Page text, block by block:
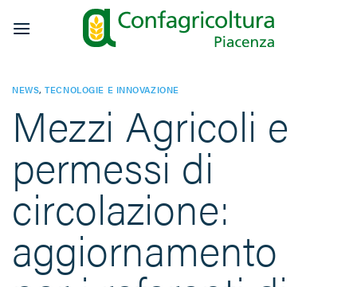
NEWS,TECNOLOGIE E INNOVAZIONE
Mezzi Agricoli e
permessi di
circolazione:
aggiornamento